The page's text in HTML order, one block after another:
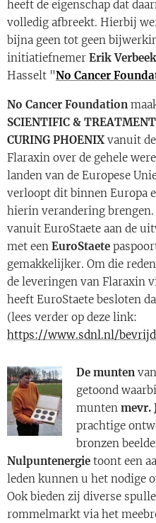
heeft de eigenschap dat
volledig afbreekt. Hierbij
bijna geen tot geen
initiatiefnemer Erik Verbeek
Hasselt "No Cancer
No Cancer Foundation
SCIENTIFIC &
CURING PHOENIX vanuit de
Flaraxin over de gehele
landen van de Europese
verloopt dit binnen Europa
hierin verandering
vanuit EuroStaete aan de
met een EuroStaete
gemakkelijker. Om die
de leveringen van Flaraxin
heeft EuroStaete besloten
(lees verder op deze link:
https://www.sdnl.nl/
De munten
getoond
muntenmevr.
prachtige
bronzen
Nulpuntenergie toont een
leden kunnen u het nodige
Ook bieden zij diverse
rommelmarkt via het